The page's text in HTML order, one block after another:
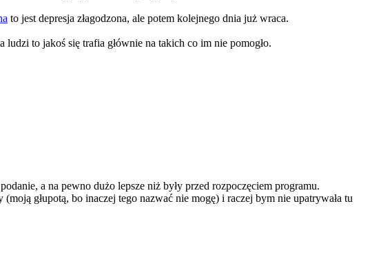
to jest depresja złagodzona, ale potem kolejnego dnia już wraca.
to jakoś się trafia głównie na takich co im nie pomogło.
a na pewno dużo lepsze niż były przed rozpoczęciem programu.
głupotą, bo inaczej tego nazwać nie mogę) i raczej bym nie upatrywała tu